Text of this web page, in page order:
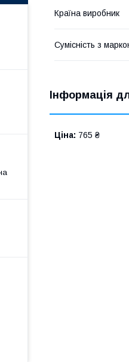
Країна виробник
Сумісність з
Інформація
Ціна: 765 ₴